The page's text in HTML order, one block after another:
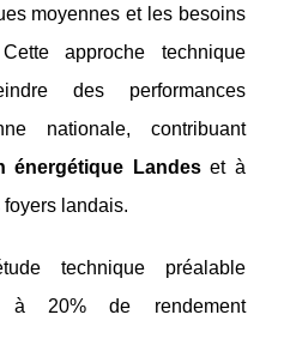
moyennes et les besoins
approche technique
des performances
nationale, contribuant
énergétique Landeset à
landais.
technique préalable
à 20% de rendement